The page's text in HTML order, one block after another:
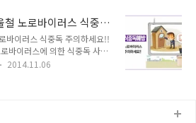
요한 조직입니다! 발대식은 주
함..
마찰로 몸에 쌓여 있던 정전기
름 증기에 방전되면서 폭발을
처럼 건조한 겨울철에 더 기승
마다 불꽃이 일어나고, 스웨터
함께 머리카락은 폭탄 맞은
노로바이러스 식중
바이러스 식중독 주의하세요!!
바이러스에 의한 식중독 사고
다!! 보통 식중독은 더운 날에
)에 발생건수가 유난히 증가
2014.11.06